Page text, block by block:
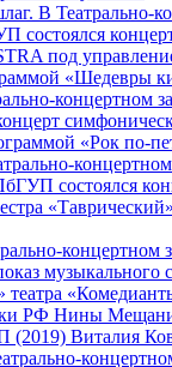
В Театрально-
под
«Шедевры
концертном
состоялся